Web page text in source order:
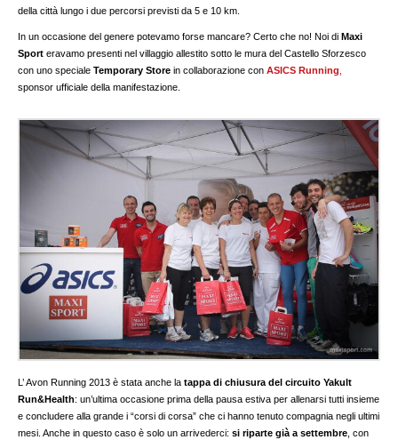
della città lungo i due percorsi previsti da 5 e 10 km.
In un occasione del genere potevamo forse mancare? Certo che no! Noi diMaxi
Sport eravamo presenti nel villaggio allestito sotto le mura del Castello Sforzesco
con uno specialeTemporary Store in collaborazione conASICS Running
sponsor ufficiale della manifestazione.
L’ Avon Running 2013 è stata anche latappa di chiusura del circuito Yakult
Run&Health: un’ultima occasione prima della pausa estiva per allenarsi tutti insieme
e concludere alla grande i “corsi di corsa” che ci hanno tenuto compagnia negli ultimi
mesi. Anche in questo caso è solo un arrivederci:si riparte già a settembre, con